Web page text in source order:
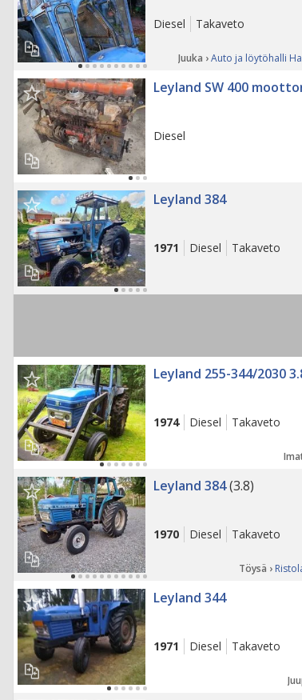
Diesel Takaveto
Juuka ›Auto ja löytöhalli
Leyland SW 400
Diesel
Leyland 384
1971 Diesel Takaveto
Leyland 255-344/2030
1974 Diesel Takaveto
Leyland 384(3.8)
1970 Diesel Takaveto
Töysä ›
Leyland 344
1971 Diesel Takaveto